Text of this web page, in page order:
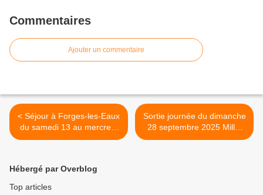
Commentaires
Ajouter un commentaire
< Séjour à Forges-les-Eaux
du samedi 13 au mercredi
17 septembre 2025
Sortie journée du dimanche
28 septembre 2025 Milly-
La-Forêt >
Hébergé par Overblog
Top articles